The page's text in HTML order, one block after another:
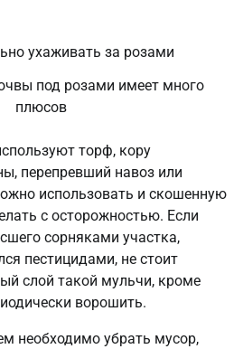
под розами имеет много
плюсов
торф, кору
перепревший навоз или
использовать и скошенную
с осторожностью. Если
сорняками участка,
пестицидами, не стоит
слой такой мульчи, кроме
ворошить.
необходимо убрать мусор,